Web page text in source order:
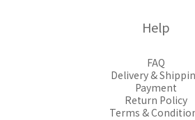
Help
FAQ
Delivery &
Payment
Return Policy
Terms &